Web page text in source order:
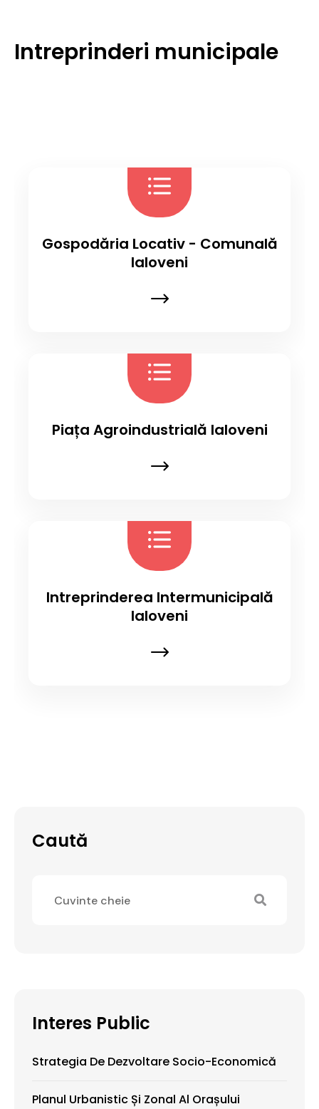
Intreprinderi municipale
Gospodăria Locativ - Comunală
Ialoveni
Piața Agroindustrială Ialoveni
Intreprinderea Intermunicipală
Ialoveni
Caută
Interes Public
Strategia De Dezvoltare Socio-Economică
Planul Urbanistic Și Zonal Al Orașului